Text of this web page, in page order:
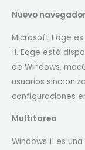
Nuevo
Microsoft Edge
11. Edge está
de Windows,
usuarios
configuraciones
Multitarea
Windows 11 es